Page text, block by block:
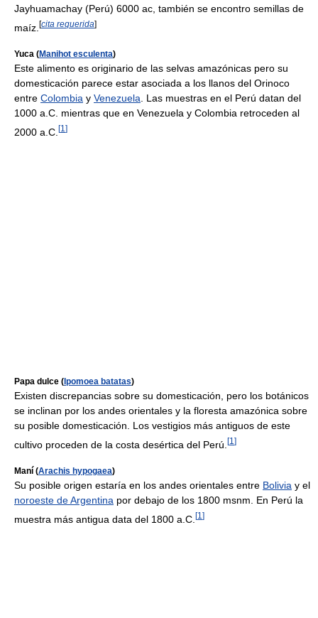
Jayhuamachay (Perú) 6000 ac, también se encontro semillas de
maíz. [cita requerida]
Yuca (Manihot esculenta)
Este alimento es originario de las selvas amazónicas pero su
domesticación parece estar asociada a los llanos del Orinoco
entre Colombia y Venezuela . Las muestras en el Perú datan del
1000 a.C. mientras que en Venezuela y Colombia retroceden al
2000 a.C. [1 ]
Papa dulce ( Ipomoea batatas)
Existen discrepancias sobre su domesticación, pero los botánicos
se inclinan por los andes orientales y la floresta amazónica sobre
su posible domesticación. Los vestigios más antiguos de este
cultivo proceden de la costa desértica del Perú. [1 ]
Maní (Arachis hypogaea)
Su posible origen estaría en los andes orientales entre Bolivia y el
noroeste de Argentina por debajo de los 1800 msnm. En Perú la
muestra más antigua data del 1800 a.C. [1 ]